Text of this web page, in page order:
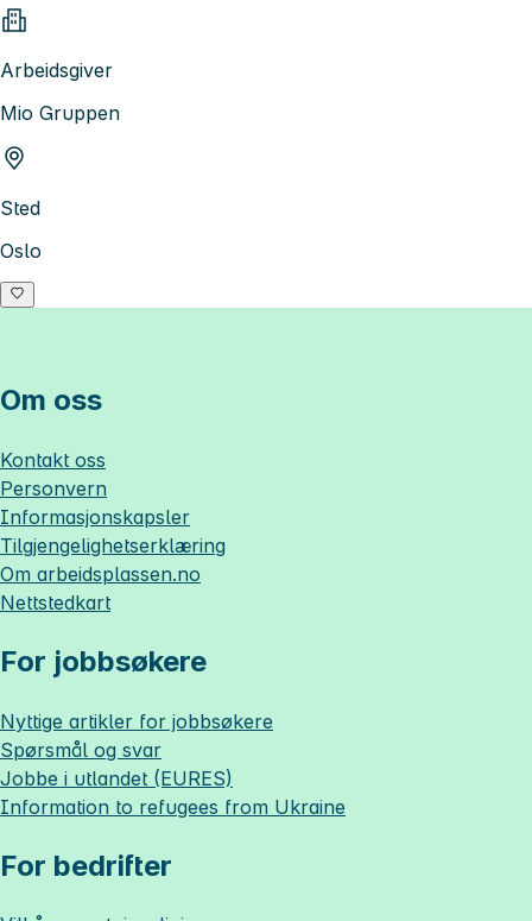
Arbeidsgiver
Mio Gruppen
Sted
Oslo
Om oss
Kontakt oss
Personvern
Informasjonskapsler
Tilgjengelighetserklæring
Om arbeidsplassen.no
Nettstedkart
For jobbsøkere
Nyttige artikler for jobbsøkere
Spørsmål og svar
Jobbe i utlandet (EURES)
Information to refugees from Ukraine
For bedrifter